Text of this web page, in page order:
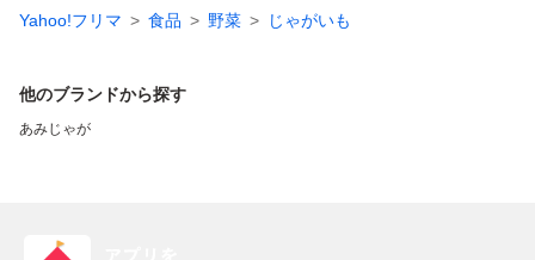
Yahoo!フリマ 食品 野菜 じゃがいも
他のブランドから探す
あみじゃが